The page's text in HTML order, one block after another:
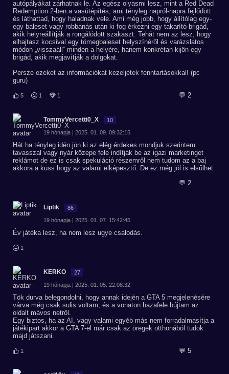
autópályákat zárhatnak le. Az egész olyasmi lesz, mint a Red Dead
Redemption 2-ben a vasútépítés, ami tényleg napról-napra fejlődött
és láthattad, hogy haladnak vele. Ami még jobb, hogy állítólag egy-
egy baleset vagy robbanás után ki fog érkezni egy takarító-brigád,
akik helyreállítják a rongálódott szakaszt. Tehát nem az lesz, hogy
elhajtasz kocsival egy tömegbaleset helyszínéről és varázslatos
módon „visszaáll” minden a helyére, hanem konkrétan kijön egy
brigád, akik megjavítják a dolgokat.
Persze ezeket az információkat kezeljétek fenntartásokkal! (pc
guru)
5 1 1 💬 2
TommyVercetti0_X 10
19 hónapja | 2025. 01. 09. 09:32:15
Hát ha tényleg idén jön ki az elég érdekes mondjuk szerintem
tavasszal vagy nyár közepe fele indítják be az igazi marketinget
reklámot de ez is csak spekuláció részemről nem tudom az a baj
akkora a kuss hogy az valami elképesztő. De ez még jól is elsűlhet.
💬 2
Liptik 86
19 hónapja | 2025. 01. 07. 15:42:45
Év játéka lesz, ha nem lesz ugye csalodás.
1
KERKO 27
19 hónapja | 2025. 01. 05. 22:08:32
Tök durva belegondolni, hogy annak idején a GTA 5 megjelenésére
várva még csak sulis voltam, és a vonaton hazafele bújtam az
oldalt mávos netről.
Egy biztos, ha az AI, vagy valami egyéb más nem forradalmasítja a
játékipart akkor a GTA 7-el már csak az öregek otthonából tudok
majd játszani.
1 💬 5